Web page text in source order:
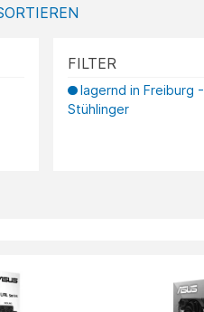
FILTER
lagernd in Freiburg -
Stühlinger